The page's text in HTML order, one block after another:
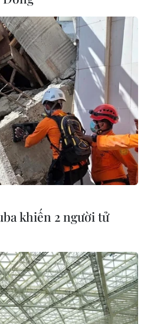
đã thông qua dự luật
phần lên tới hơn 6 tỷ
khiến 2 người tử